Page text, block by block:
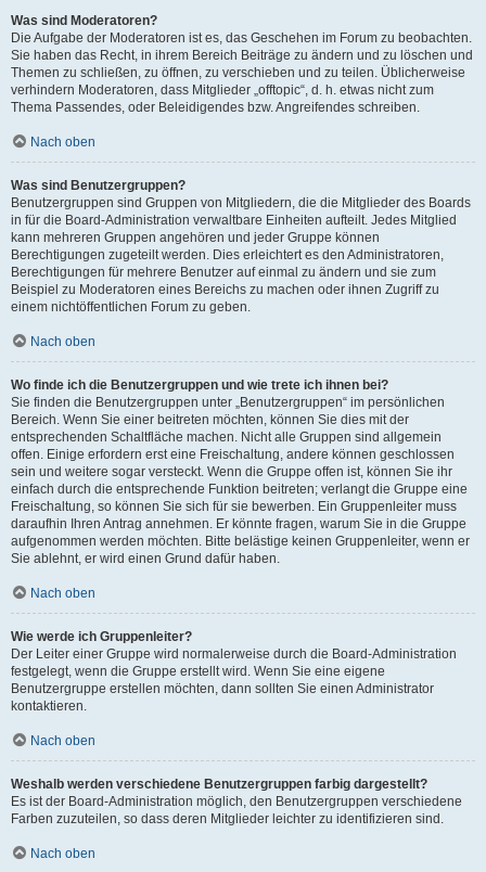
Was sind Moderatoren?
Die Aufgabe der Moderatoren ist es, das Geschehen im Forum zu beobachten.
Sie haben das Recht, in ihrem Bereich Beiträge zu ändern und zu löschen und
Themen zu schließen, zu öffnen, zu verschieben und zu teilen. Üblicherweise
verhindern Moderatoren, dass Mitglieder „offtopic“, d. h. etwas nicht zum
Thema Passendes, oder Beleidigendes bzw. Angreifendes schreiben.
Nach oben
Was sind Benutzergruppen?
Benutzergruppen sind Gruppen von Mitgliedern, die die Mitglieder des Boards
in für die Board-Administration verwaltbare Einheiten aufteilt. Jedes Mitglied
kann mehreren Gruppen angehören und jeder Gruppe können
Berechtigungen zugeteilt werden. Dies erleichtert es den Administratoren,
Berechtigungen für mehrere Benutzer auf einmal zu ändern und sie zum
Beispiel zu Moderatoren eines Bereichs zu machen oder ihnen Zugriff zu
einem nichtöffentlichen Forum zu geben.
Nach oben
Wo finde ich die Benutzergruppen und wie trete ich ihnen bei?
Sie finden die Benutzergruppen unter „Benutzergruppen“ im persönlichen
Bereich. Wenn Sie einer beitreten möchten, können Sie dies mit der
entsprechenden Schaltfläche machen. Nicht alle Gruppen sind allgemein
offen. Einige erfordern erst eine Freischaltung, andere können geschlossen
sein und weitere sogar versteckt. Wenn die Gruppe offen ist, können Sie ihr
einfach durch die entsprechende Funktion beitreten; verlangt die Gruppe eine
Freischaltung, so können Sie sich für sie bewerben. Ein Gruppenleiter muss
daraufhin Ihren Antrag annehmen. Er könnte fragen, warum Sie in die Gruppe
aufgenommen werden möchten. Bitte belästige keinen Gruppenleiter, wenn er
Sie ablehnt, er wird einen Grund dafür haben.
Nach oben
Wie werde ich Gruppenleiter?
Der Leiter einer Gruppe wird normalerweise durch die Board-Administration
festgelegt, wenn die Gruppe erstellt wird. Wenn Sie eine eigene
Benutzergruppe erstellen möchten, dann sollten Sie einen Administrator
kontaktieren.
Nach oben
Weshalb werden verschiedene Benutzergruppen farbig dargestellt?
Es ist der Board-Administration möglich, den Benutzergruppen verschiedene
Farben zuzuteilen, so dass deren Mitglieder leichter zu identifizieren sind.
Nach oben